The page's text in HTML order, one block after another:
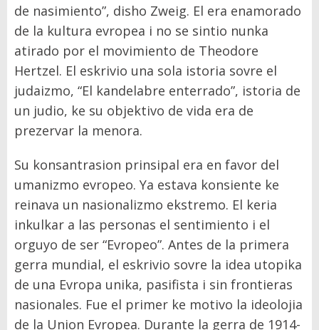
de nasimiento”, disho Zweig. El era enamorado
de la kultura evropea i no se sintio nunka
atirado por el movimiento de Theodore
Hertzel. El eskrivio una sola istoria sovre el
judaizmo, “El kandelabre enterrado”, istoria de
un judio, ke su objektivo de vida era de
prezervar la menora.
Su konsantrasion prinsipal era en favor del
umanizmo evropeo. Ya estava konsiente ke
reinava un nasionalizmo ekstremo. El keria
inkulkar a las personas el sentimiento i el
orguyo de ser “Evropeo”. Antes de la primera
gerra mundial, el eskrivio sovre la idea utopika
de una Evropa unika, pasifista i sin frontieras
nasionales. Fue el primer ke motivo la ideolojia
de la Union Evropea. Durante la gerra de 1914-